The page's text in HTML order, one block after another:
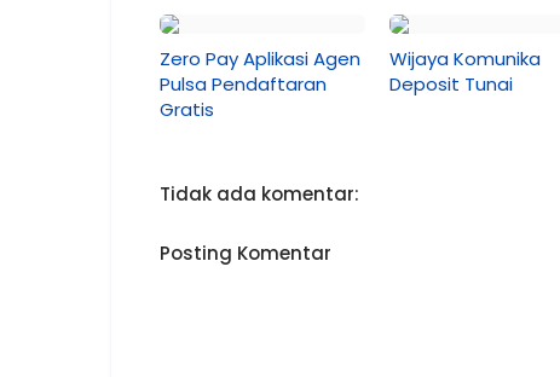
Zero Pay Aplikasi Agen
Pulsa Pendaftaran
Gratis
Wijaya Komunika
Deposit Tunai
Tidak ada komentar:
Posting Komentar